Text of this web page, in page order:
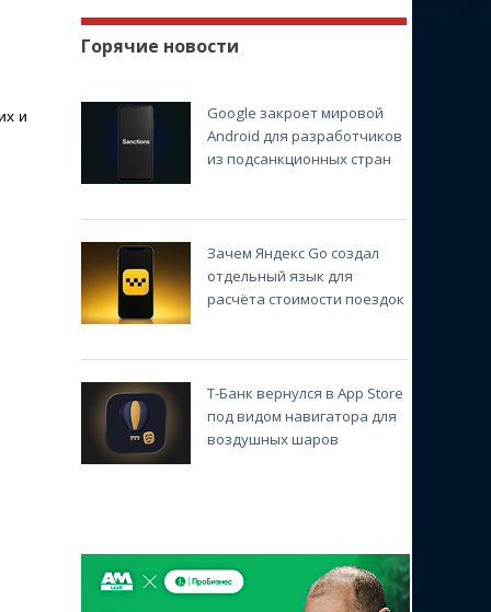
и
Горячие новости
Google закроет мировой
Android для разработчиков
из подсанкционных стран
Зачем Яндекс Go создал
отдельный язык для
расчёта стоимости поездок
Т-Банк вернулся в App Store
под видом навигатора для
воздушных шаров